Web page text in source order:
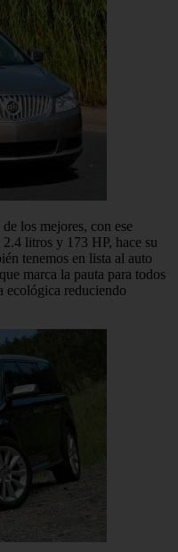
de los mejores, con ese
litros y 173 HP, hace su
tenemos en lista al auto
marca la pauta para todos
ecológica reduciendo